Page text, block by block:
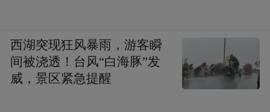
西湖突现狂风暴雨，游客瞬
间被浇透！台风“白海豚”发
威，景区紧急提醒